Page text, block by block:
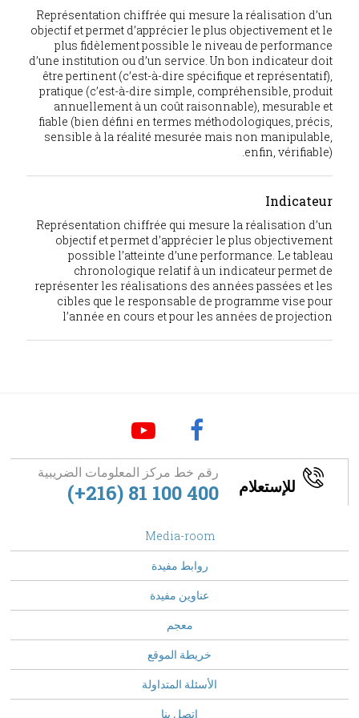
Représentation chiffrée qui mesure la réalisation d’un
objectif et permet d’apprécier le plus objectivement et le
plus fidèlement possible le niveau de performance
d’une institution ou d’un service. Un bon indicateur doit
être pertinent (c’est-à-dire spécifique et représentatif),
pratique (c’est-à-dire simple, compréhensible, produit
annuellement à un coût raisonnable), mesurable et
fiable (bien défini en termes méthodologiques, précis,
sensible à la réalité mesurée mais non manipulable,
enfin, vérifiable).
Indicateur
Représentation chiffrée qui mesure la réalisation d’un
objectif et permet d’apprécier le plus objectivement
possible l’atteinte d’une performance. Le tableau
chronologique relatif à un indicateur permet de
représenter les réalisations des années passées et les
cibles que le responsable de programme vise pour
l’année en cours et pour les années de projection
للإستعلام
رقم خط مركز المعلومات الضريبية
(+216) 81 100 400
Media-room
روابط مفيدة
عناوين مفيدة
معجم
خريطة الموقع
الأسئلة المتداولة
اتصل بنا